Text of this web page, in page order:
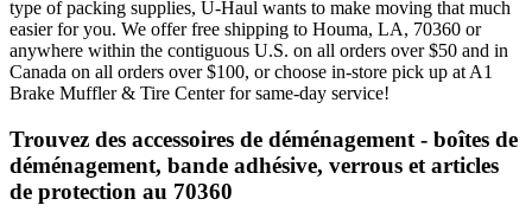
type of packing supplies, U-Haul wants to make moving that much
easier for you. We offer free shipping to Houma, LA, 70360 or
anywhere within the contiguous U.S. on all orders over $50 and in
Canada on all orders over $100, or choose in-store pick up at A1
Brake Muffler & Tire Center for same-day service!
Trouvez des accessoires de déménagement - boîtes de
déménagement, bande adhésive, verrous et articles
de protection au 70360